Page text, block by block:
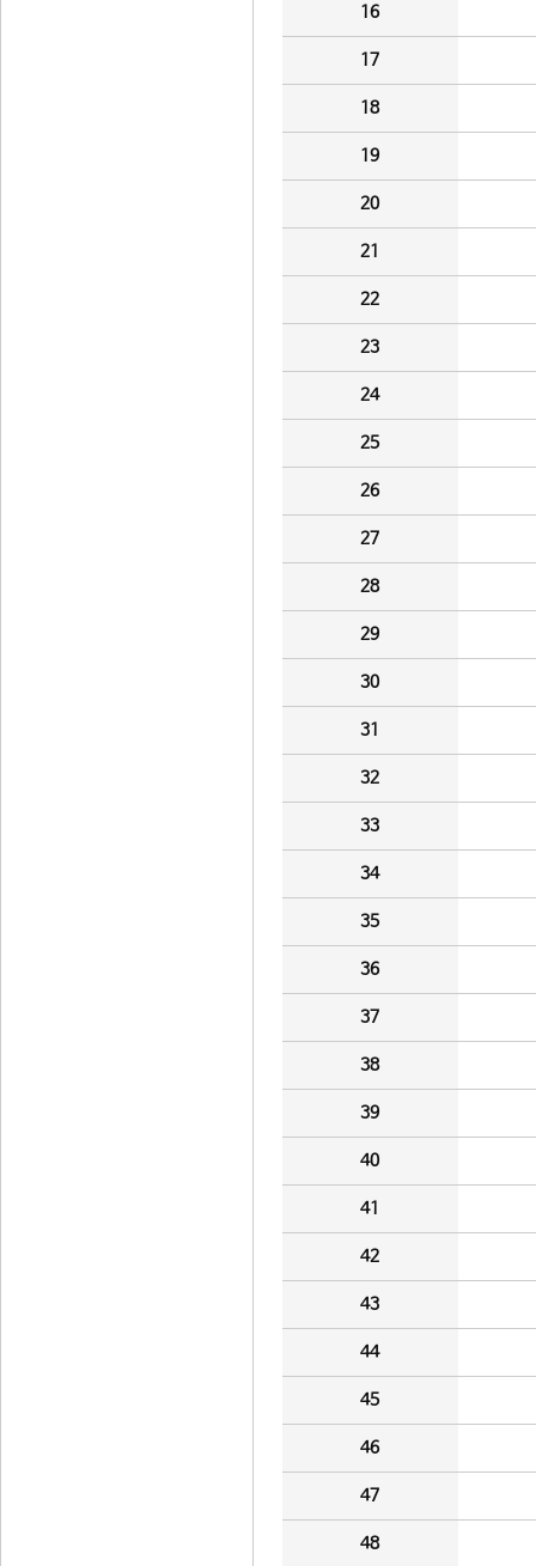
16
17
18
19
20
21
22
23
24
25
26
27
28
29
30
31
32
33
34
35
36
37
38
39
40
41
42
43
44
45
46
47
48